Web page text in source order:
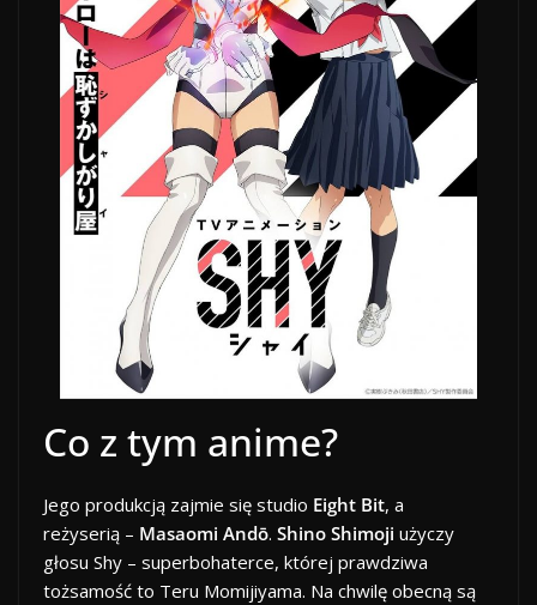
Co z tym anime?
Jego produkcją zajmie się studio Eight Bit, a
reżyserią – Masaomi Andō. Shino Shimoji użyczy
głosu Shy – superbohaterce, której prawdziwa
tożsamość to Teru Momijiyama. Na chwilę obecną są